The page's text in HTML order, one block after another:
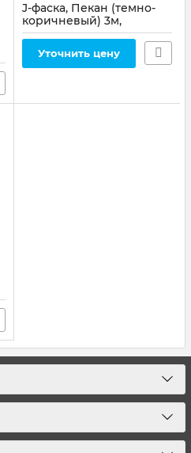
J-фаска, Пекан (темно-
коричневый) 3м,
Технониколь
Артикул:
Уточнить цену